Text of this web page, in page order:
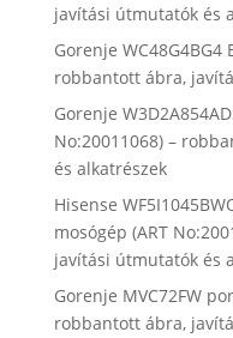
javítási útmutatók és
Gorenje WC48G4BG4
robbantott ábra,
Gorenje
No:20011068) –
és alkatrészek
Hisense
mosógép (ART
javítási útmutatók és
Gorenje MVC72FW
robbantott ábra,